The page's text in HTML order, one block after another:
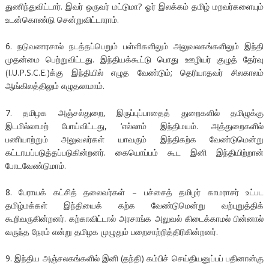
துணிந்துவிட்டார். இவர் ஒருவர் மட்டுமா? ஓர் இலக்கம் தமிழ் மறவர்களையும்
உடன்கொண்டு சென்றுவிட்டாராம்.
6. நடுவணரசால் நடத்தப்பெறும் பள்ளிகளிலும் அலுவலகங்களிலும் இந்தி
முதன்மை பெற்றுவிட்டது. இந்தியக்கூட்டு பொது ஊழியர் குழுத் தேர்வு
(I.U.P.S.C.E.)க்கு இந்தியில் எழுத வேண்டும்; தெரியாதவர் சிலகாலம்
ஆங்கிலத்திலும் எழுதலாமாம்.
7. தமிழக அஞ்சல்துறை, இருப்புப்பாதைத் துறைகளில் தமிழுக்கு
இடமில்லாமற் போய்விட்டது, ‘எல்லாம் இந்திமயம். அத்துறைகளில்
பணியாற்றும் அலுவலர்கள் யாவரும் இந்திகற்க வேண்டுமென்று
கட்டாயப்படுத்தப்படுகின்றனர். கையொப்பம் கூட இனி இந்தியிற்றான்
போடவேண்டுமாம்.
8. பேராயக் கட்சித் தலைவர்கள் – பச்சைத் தமிழர் காமராசர் உட்பட
தமிழ்மக்கள் இந்தியைக் கற்க வேண்டுமென்று வற்புறுத்திக்
கூறிவருகின்றனர். கற்காவிட்டால் அரசாங்க அலுவல் கிடைக்காமல் பின்னால்
வருந்த நேரம் என்று தமிழக முழுதும் பறைசாற்றித்திரிகின்றனர்.
9. இந்திய அஞ்சலகங்களில் இனி (தந்தி) கம்பிச் செய்தியனுப்பப் பதினான்கு